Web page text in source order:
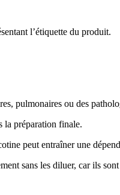
l’étiquette du produit.
pulmonaires ou des
la préparation finale.
peut entraîner une
sans les diluer, car ils